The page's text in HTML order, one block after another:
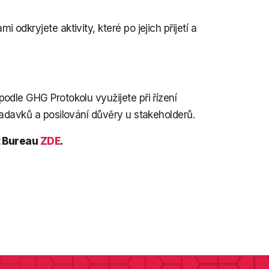
odkryjete aktivity, které po jejich přijetí a
GHG Protokolu využijete při řízení
a posilování důvěry u stakeholderů.
Bureau ZDE.